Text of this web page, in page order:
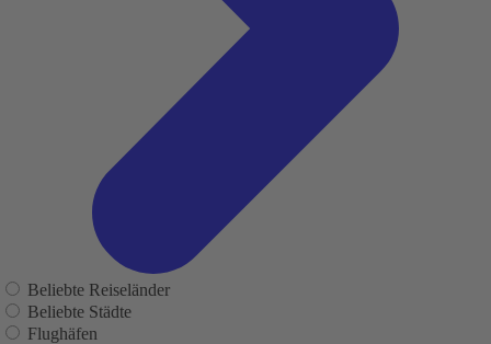
Beliebte Reiseländer
Beliebte Städte
Flughäfen